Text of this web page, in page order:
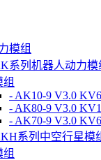
模组
组
- AK10-9 V3.0
- AK80-9 V3.0
- AK70-9 V3.0
组